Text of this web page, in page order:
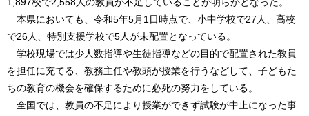
本県においても、令和5年5月1日時点で、小中学校で27人、高校
で26人、特別支援学校で5人が未配置となっている。
学校現場では少人数指導や生徒指導などの目的で配置された教員
を担任に充てる、教務主任や教頭が授業を行うなどして、子どもた
ちの教育の機会を確保するために必死の努力をしている。
全国では、教員の不足により授業ができず試験が中止になった事